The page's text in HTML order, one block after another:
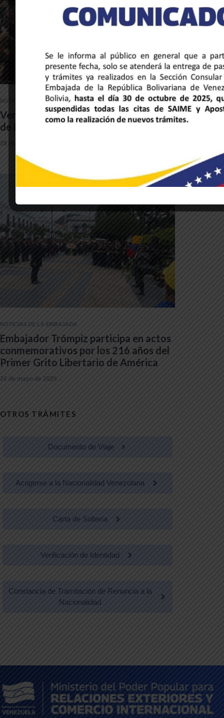
NOTICIAS DE LA EMBAJADA
Venezuela y Honduras unidas a través
de la música y la hermandad cultural
28 de mayo de 2025
NOTICIAS DE LA EMBAJADA
Embajador Trómpiz participa en actos
conmemorativos por los 216 años del
Primer Grito Libertario de América
26 de mayo de 2025
OTROS TRÁMITES
Documento de Viaje
Acogerse a la Nacionalidad Venezolana
Carta de Soltería
Verificación de Identidad
Constancia de Tramitación de Renuncia a la
Nacionalidad